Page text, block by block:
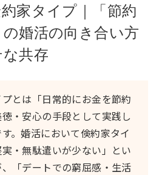
約家タイプ｜「節約
婚活の向き合い方
共存
とは「日常的にお金を節約
・安心の手段として実践し
。婚活において倹約家タイ
・無駄遣いが少ない」とい
「デートでの窮屈感・生活